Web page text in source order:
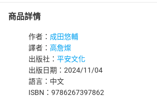
商品詳情
作者： 成田悠輔
譯者： 高詹燦
出版社： 平安文化
出版日期：2024/11/04
語言：中文
ISBN：9786267397862